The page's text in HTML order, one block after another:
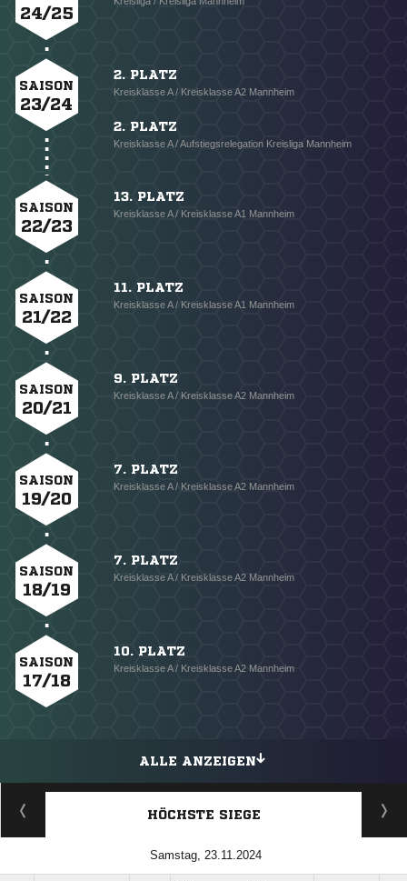
24/25
SAISON
23/24
2. PLATZ
Kreisklasse A / Kreisklasse A2 Mannheim
2. PLATZ
Kreisklasse A / Aufstiegsrelegation Kreisliga Mannheim
SAISON
22/23
13. PLATZ
Kreisklasse A / Kreisklasse A1 Mannheim
SAISON
21/22
11. PLATZ
Kreisklasse A / Kreisklasse A1 Mannheim
SAISON
20/21
9. PLATZ
Kreisklasse A / Kreisklasse A2 Mannheim
SAISON
19/20
7. PLATZ
Kreisklasse A / Kreisklasse A2 Mannheim
SAISON
18/19
7. PLATZ
Kreisklasse A / Kreisklasse A2 Mannheim
SAISON
17/18
10. PLATZ
Kreisklasse A / Kreisklasse A2 Mannheim
ALLE ANZEIGEN
HÖCHSTE SIEGE
Samstag, 23.11.2024